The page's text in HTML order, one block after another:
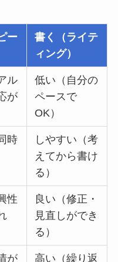
ー
書く（ライテ
ィング）
ル
が
低い（自分の
ペースで
OK）
時
しやすい（考
えてから書け
る）
性
良い（修正・
見直しができ
る）
が
高い（繰り返